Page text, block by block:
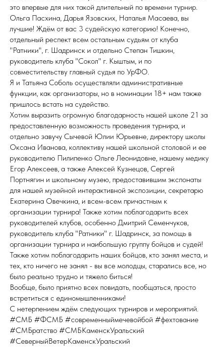
это впервые для них такой длительный по времени турнир.
Ольга Пасхина, Дарья Язовских, Наталья Масаева, вы
лучшие! Ждём от вас 3 судейскую категорию! Конечно,
отдельный респект всем остальным судьям от клуба
"Ратники", г. Шадринск и отдельно Степан Тишкин,
руководитель клуба "Сокол" г. Кыштым, и по
совместительству главный судья по УрФО.
Я и Татьяна Соболь осуществляли административные
функции, как организаторы, но в номинации 18+ нам также
пришлось встать на судейство.
Хотим выразить огромную благодарность нашей школе 21 за
предоставленную возможность проведения турнира, и
отдельно завучу Сычевой Юлии Юрьевне, директору школы
Оксана Иванова, коллективу нашей школьной столовой и ее
руководителю Пилипенко Ольге Леонидовне, нашему медику
Егор Алексеев, а также Алексей Кузнецов, Сергей
Портнягин и школьному музею, предоставившим экспонаты
для нашей музейной интерактивной экспозиции, секретарю
Екатерина Овечкина, и всем-всем причастным к
организации турнира! Также хотим поблагодарить всех
руководителей клубов, особенно Дмитрий Семенчуков,
руководитель клуба "Ратники" г. Шадринск, за помощь в
организации турнира и наибольшую группу бойцов и судей!
Также хотим поблагодарить наших бойцов, кто занял места, и
тех, кто ничего не занял - вы все молодцы, старались все, но
было реально трудно и тяжело биться!
Вообще, было приятно всех повидать, пообщаться, просто
встретиться с единомышленниками!
С нетерпением ждём следующих турниров и мероприятий.
#СМБ #ФСМБ #современныймечевойбой #фехтование
#СМБратство #СМБКаменскУральский
#СеверныйВетерКаменскУральский